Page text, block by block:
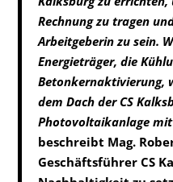
Rechnung zu tragen
Arbeitgeberin zu sein.
Energieträger, die
Betonkernaktivierung,
dem Dach der CS
Photovoltaikanlage mit
beschreibt Mag.
Geschäftsführer CS